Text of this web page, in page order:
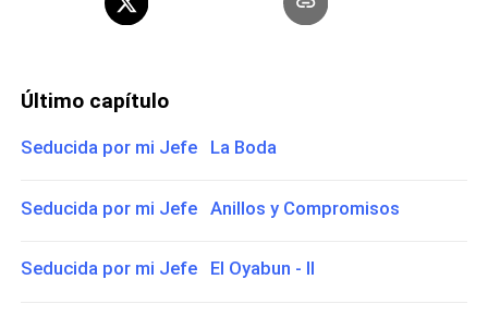
Último capítulo
Seducida por mi Jefe La Boda
Seducida por mi Jefe Anillos y Compromisos
Seducida por mi Jefe El Oyabun - II